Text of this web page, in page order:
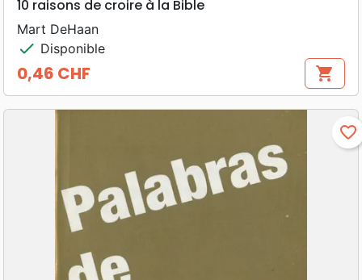
10 raisons de croire à la Bible
Mart DeHaan
check Disponible
Prix
0,46 CHF shopping_cart
favorite_border